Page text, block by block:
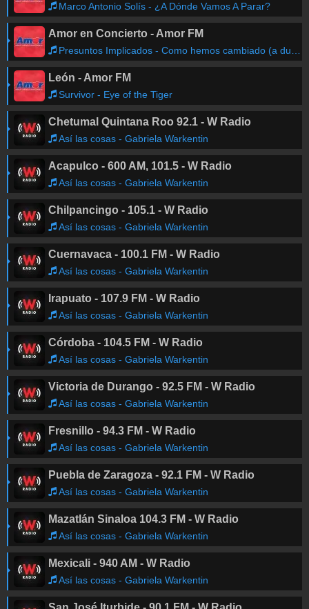
Marco Antonio Solís - ¿A Dónde Vamos A Parar?
Amor en Concierto - Amor FM
Presuntos Implicados - Como hemos cambiado (a dueto con Tommy Torres)
León - Amor FM
Survivor - Eye of the Tiger
Chetumal Quintana Roo 92.1 - W Radio
Así las cosas - Gabriela Warkentin
Acapulco - 600 AM, 101.5 - W Radio
Así las cosas - Gabriela Warkentin
Chilpancingo - 105.1 - W Radio
Así las cosas - Gabriela Warkentin
Cuernavaca - 100.1 FM - W Radio
Así las cosas - Gabriela Warkentin
Irapuato - 107.9 FM - W Radio
Así las cosas - Gabriela Warkentin
Córdoba - 104.5 FM - W Radio
Así las cosas - Gabriela Warkentin
Victoria de Durango - 92.5 FM - W Radio
Así las cosas - Gabriela Warkentin
Fresnillo - 94.3 FM - W Radio
Así las cosas - Gabriela Warkentin
Puebla de Zaragoza - 92.1 FM - W Radio
Así las cosas - Gabriela Warkentin
Mazatlán Sinaloa 104.3 FM - W Radio
Así las cosas - Gabriela Warkentin
Mexicali - 940 AM - W Radio
Así las cosas - Gabriela Warkentin